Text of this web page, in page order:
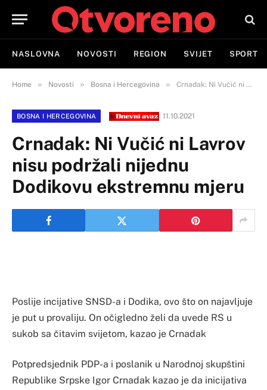
NASLOVNA NOVOSTI REGION SVIJET SPORT
Home » Novosti » Bosna i Hercegovina » Crnadak: Ni Vučić ni Lavrov nisu podržali nijednu Dodikovu ekstremnu mjeru
BOSNA I HERCEGOVINA 11.10.2021
Crnadak: Ni Vučić ni Lavrov
nisu podržali nijednu
Dodikovu ekstremnu mjeru
Poslije incijative SNSD-a i Dodika, ovo što on najavljuje
je put u provaliju. On očigledno želi da uvede RS u
sukob sa čitavim svijetom, kazao je Crnadak
Potpredsjednik PDP-a i poslanik u Narodnoj skupštini
Republike Srpske Igor Crnadak kazao je da inicijativa